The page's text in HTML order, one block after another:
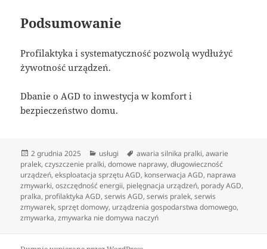
Podsumowanie
Profilaktyka i systematyczność pozwolą wydłużyć
żywotność urządzeń.
Dbanie o AGD to inwestycja w komfort i
bezpieczeństwo domu.
Data
publikacji
2 grudnia 2025 Kategorie
usługi Tagi
awaria silnika pralki,awarie
pralek,czyszczenie pralki,domowe naprawy,długowieczność
urządzeń,eksploatacja sprzętu AGD, konserwacja AGD, naprawa
zmywarki,oszczędność energii, pielęgnacja urządzeń, porady AGD,
pralka, profilaktyka AGD,serwis AGD,serwis pralek,serwis
zmywarek,sprzęt domowy, urządzenia gospodarstwa domowego,
zmywarka,zmywarka nie domywa naczyń